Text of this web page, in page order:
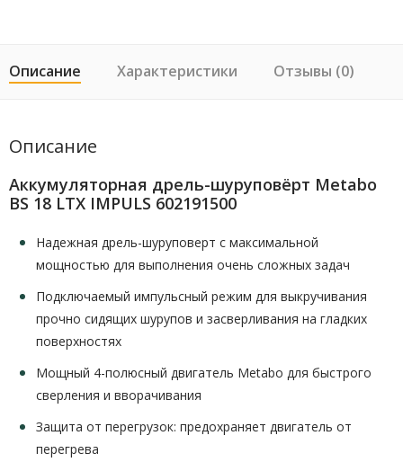
Описание Характеристики Отзывы (0)
Описание
Аккумуляторная дрель-шуруповёрт Metabo
BS 18 LTX IMPULS 602191500
Надежная дрель-шуруповерт с максимальной
мощностью для выполнения очень сложных задач
Подключаемый импульсный режим для выкручивания
прочно сидящих шурупов и засверливания на гладких
поверхностях
Мощный 4-полюсный двигатель Metabo для быстрого
сверления и вворачивания
Защита от перегрузок: предохраняет двигатель от
перегрева